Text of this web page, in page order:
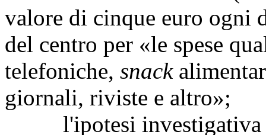
valore di cinque euro ogni
del centro per «le spese
telefoniche, snack
giornali, riviste e altro»;
l'ipotesi investigativa